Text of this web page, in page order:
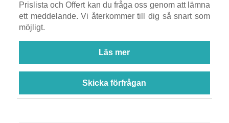
Prislista och Offert kan du fråga oss genom att lämna
ett meddelande. Vi återkommer till dig så snart som
möjligt.
Läs mer
Skicka förfrågan